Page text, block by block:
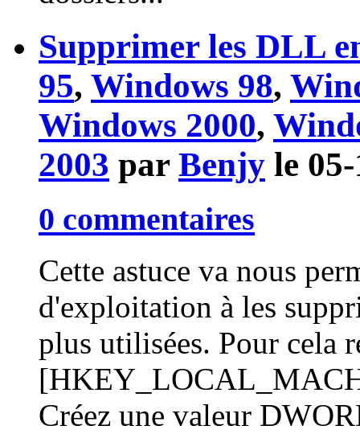
Supprimer les DLL
95, Windows 98,
Windows 2000,
2003 par Benjy le
0 commentaires
Cette astuce va nous
d'exploitation à les
plus utilisées. Pour cela
Créez une valeur